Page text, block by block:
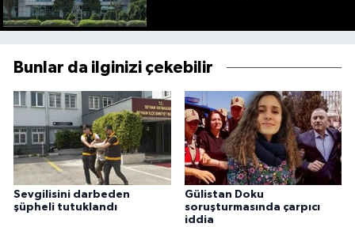
Bunlar da ilginizi çekebilir
Sevgilisini darbeden
şüpheli tutuklandı
Gülistan Doku
soruşturmasında çarpıcı
iddia